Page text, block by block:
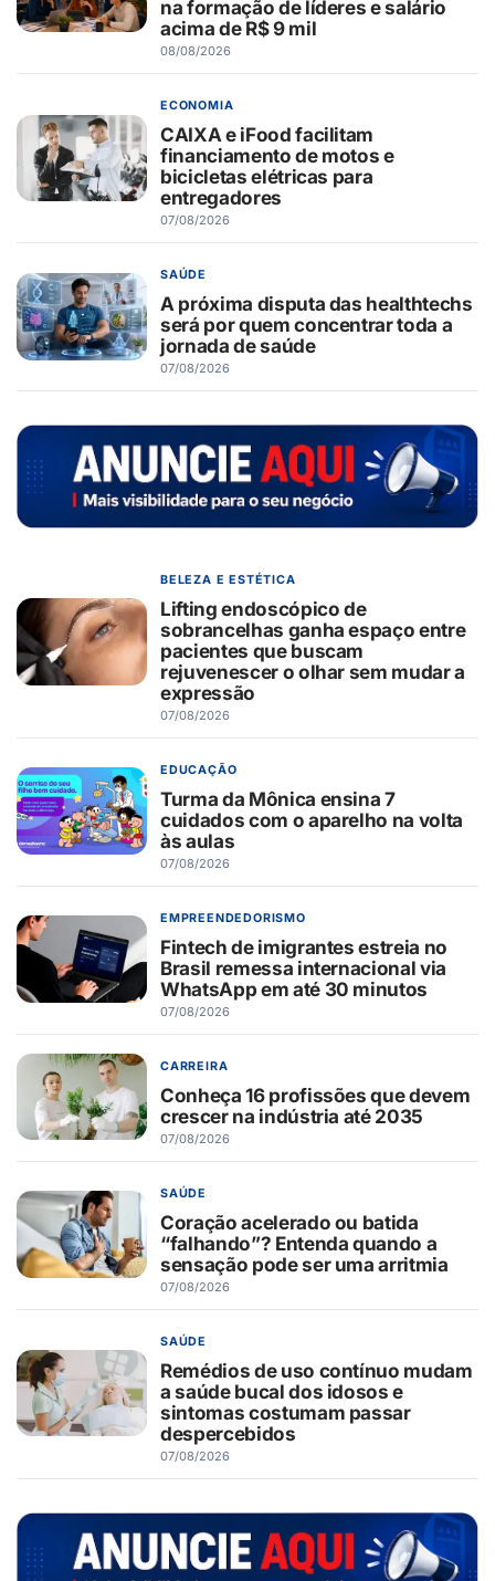
na formação de líderes e salário
acima de R$ 9 mil
08/08/2026
ECONOMIA
CAIXA e iFood facilitam
financiamento de motos e
bicicletas elétricas para
entregadores
07/08/2026
SAÚDE
A próxima disputa das healthtechs
será por quem concentrar toda a
jornada de saúde
07/08/2026
BELEZA E ESTÉTICA
Lifting endoscópico de
sobrancelhas ganha espaço entre
pacientes que buscam
rejuvenescer o olhar sem mudar a
expressão
07/08/2026
EDUCAÇÃO
Turma da Mônica ensina 7
cuidados com o aparelho na volta
às aulas
07/08/2026
EMPREENDEDORISMO
Fintech de imigrantes estreia no
Brasil remessa internacional via
WhatsApp em até 30 minutos
07/08/2026
CARREIRA
Conheça 16 profissões que devem
crescer na indústria até 2035
07/08/2026
SAÚDE
Coração acelerado ou batida
“falhando”? Entenda quando a
sensação pode ser uma arritmia
07/08/2026
SAÚDE
Remédios de uso contínuo mudam
a saúde bucal dos idosos e
sintomas costumam passar
despercebidos
07/08/2026